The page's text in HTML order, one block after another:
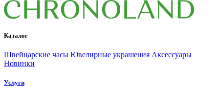
Каталог
Швейцарские часы Ювелирные украшения Аксессуары
Новинки
Услуги